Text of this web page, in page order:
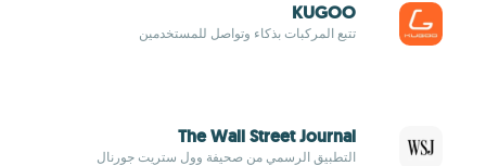
KUGOO
تتبع المركبات بذكاء وتواصل للمستخدمين
The Wall Street Journal
التطبيق الرسمي من صحيفة وول ستريت جورنال